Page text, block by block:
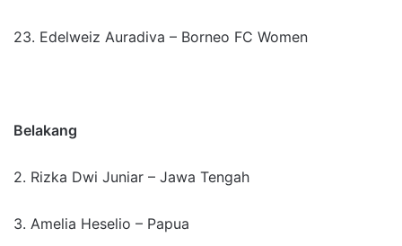
23. Edelweiz Auradiva – Borneo FC Women
Belakang
2. Rizka Dwi Juniar – Jawa Tengah
3. Amelia Heselio – Papua